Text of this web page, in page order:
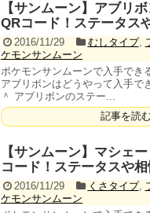
【サンムーン】アブリ
QRコード！ステータス
2016/11/29 むしタイプ,
ケモンサンムーン
ポケモンサンムーンで入手でき
アブリボンはどうやって入手で
＾ アブリボンのステー...
記事を読
【サンムーン】マシェ
コード！ステータスや
2016/11/29 くさタイプ,
ケモンサンムーン